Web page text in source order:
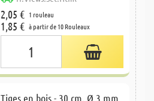
2,05 € 1 rouleau
1,85 € à partir de 10 Rouleaux
Tiges en bois - 30 cm, Ø 3 mm